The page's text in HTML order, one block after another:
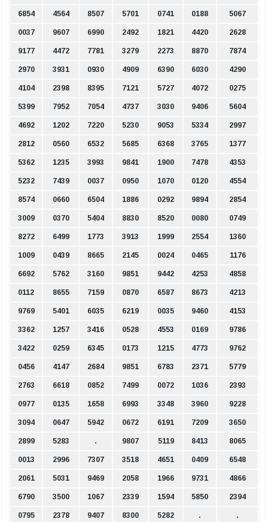
6854 4564 8507 5701 0741 0188 5067
0037 9607 6990 2492 1821 4420 2628
9177 4472 7781 3279 2273 8870 7874
2970 3931 0930 4909 6390 6030 4290
4104 2398 8395 7121 5727 4072 0275
5399 7952 7054 4737 3030 9406 5604
4692 1202 7220 5230 9053 5334 2997
2812 0560 6532 5685 6368 3765 1377
5362 1235 3993 9841 1900 7478 4353
5232 7439 0037 0950 1070 0120 4554
8574 0660 6504 1886 0292 9894 2854
3009 0370 5404 8830 8520 0080 0749
8272 6499 1773 3913 1999 2554 1360
1009 0439 8665 2145 0024 0465 1176
6692 5762 3160 9851 9442 4253 4858
0112 8655 7159 0870 6587 8673 4213
9769 5401 6035 6219 0035 9460 4153
3362 1257 3416 0528 4553 0169 9786
3422 0259 6345 0173 1215 4773 9762
0456 4147 2684 9851 6783 2371 5779
2763 6618 0852 7499 0072 1036 2393
0977 0135 1658 6993 3348 3960 9228
3094 0647 5942 0672 6191 7209 3650
2899 5283 . 9807 5119 8413 8065
0013 2996 7307 3518 4651 0409 6548
2061 5031 9469 2058 1966 9731 4866
6790 3500 1067 2339 1594 5850 2394
0795 2378 9407 8300 5282 . .